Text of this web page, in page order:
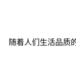
随着人们生活品质